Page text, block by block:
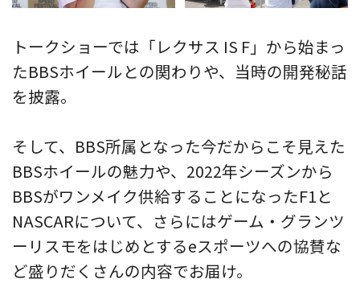
トークショーでは「レクサス IS F」から始まっ
たBBSホイールとの関わりや、当時の開発秘話
を披露。
そして、BBS所属となった今だからこそ見えた
BBSホイールの魅力や、2022年シーズンから
BBSがワンメイク供給することになったF1と
NASCARについて、さらにはゲーム・グランツ
ーリスモをはじめとするeスポーツへの協賛な
ど盛りだくさんの内容でお届け。